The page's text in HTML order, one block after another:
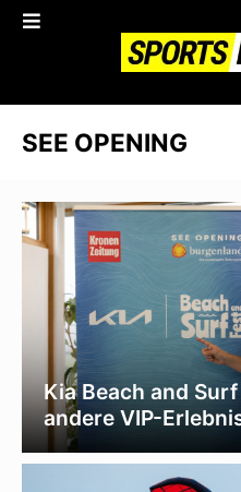
SEE OPENING
Kia Beach and
andere VIP-